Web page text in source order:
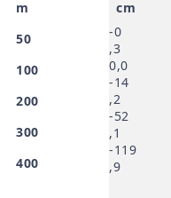
m
50
100
200
300
400
cm
-0
,3
0,0
-14
,2
-52
,1
-119
,9